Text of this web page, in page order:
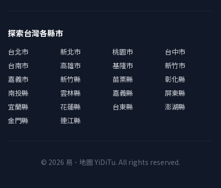
探索台灣各縣市
台北市 新北市 桃園市
台中市
台南市
高雄市 基隆市
新竹市
嘉義市
新竹縣 苗栗縣
彰化縣
南投縣
雲林縣 嘉義縣
屏東縣
宜蘭縣
花蓮縣 台東縣
澎湖縣
金門縣
連江縣
© 2026 易．地圖 YiDiTu. All rights reserved.